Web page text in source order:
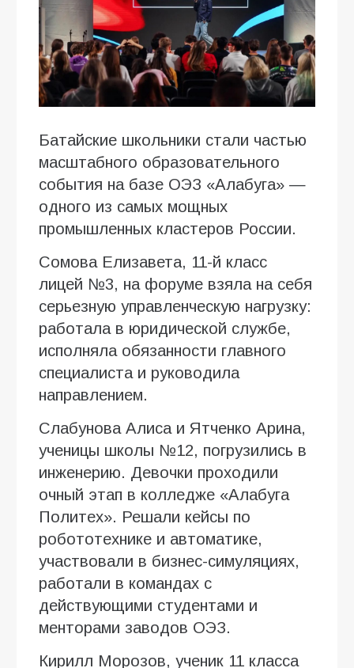
Батайские школьники стали частью
масштабного образовательного
события на базе ОЭЗ «Алабуга» —
одного из самых мощных
промышленных кластеров России.
Сомова Елизавета, 11-й класс
лицей №3, на форуме взяла на себя
серьезную управленческую нагрузку:
работала в юридической службе,
исполняла обязанности главного
специалиста и руководила
направлением.
Слабунова Алиса и Ятченко Арина,
ученицы школы №12, погрузились в
инженерию. Девочки проходили
очный этап в колледже «Алабуга
Политех». Решали кейсы по
робототехнике и автоматике,
участвовали в бизнес-симуляциях,
работали в командах с
действующими студентами и
менторами заводов ОЭЗ.
Кирилл Морозов, ученик 11 класса